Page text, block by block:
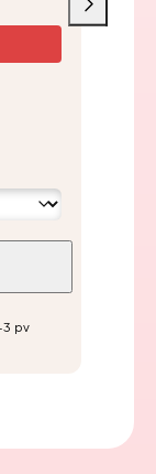
pv
Liu'uta
oikealle